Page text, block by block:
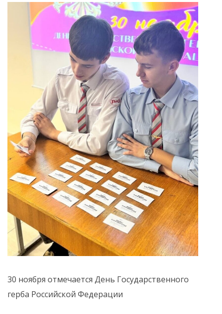
30 ноября отмечается День Государственного
герба Российской Федерации